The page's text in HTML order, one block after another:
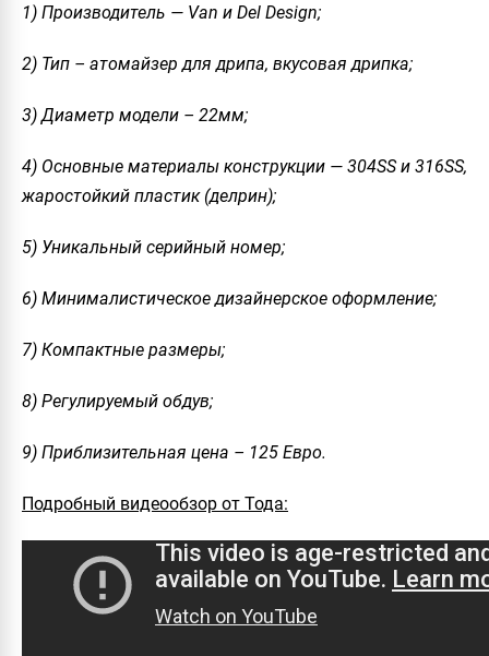
1) Производитель — Van и Del Design;
2) Тип – атомайзер для дрипа, вкусовая дрипка;
3) Диаметр модели – 22мм;
4) Основные материалы конструкции — 304SS и 316SS,
жаростойкий пластик (делрин);
5) Уникальный серийный номер;
6) Минималистическое дизайнерское оформление;
7) Компактные размеры;
8) Регулируемый обдув;
9) Приблизительная цена – 125 Евро.
Подробный видеообзор от Тода: